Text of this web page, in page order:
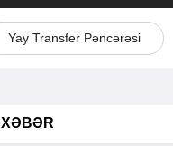
Yay Transfer Pəncərəsi
XƏBƏR